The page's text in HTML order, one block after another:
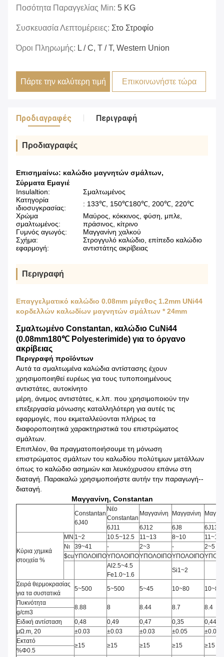
Ποσότητα Παραγγελίας Min: 5 KG
Συσκευασία Λεπτομέρειες: Στο Στροφίο
Όροι Πληρωμής: L / C, T / T, Western Union
Πάρτε την καλύτερη τιμή Επικοινωνήστε τώρα
Προδιαγραφές Περιγραφή
Προδιαγραφές
Επισημαίνω: καλώδιο μαγνητών σμάλτων,
Σύρματα Εμαγιέ
Insulaltion:
Σμαλτωμένος
Κατηγορία
ιδιοσυγκρασίας:
: 133℃, 150℃180℃, 200℃, 220℃
Χρώμα
σμαλτωμένος:
Μαύρος, κόκκινος, φύση, μπλε,
πράσινος, κίτρινο
Γυμνός αγωγός:
Μαγγανίνη χαλκού
Σχήμα:
Στρογγυλό καλώδιο, επίπεδο καλώδιο
εφαρμογή:
αντιστάτης ακρίβειας
Περιγραφή
Επαγγελματικό καλώδιο 0.08mm μέγεθος 1.2mm UNi44
κορδελλών καλωδίων μαγνητών σμάλτων * 24mm
Σμαλτωμένο Constantan, καλώδιο CuNi44
(0.08mm180℃ Polyesterimide) για το όργανο
ακρίβειας
Περιγραφή προϊόντων
Αυτά τα σμαλτωμένα καλώδια αντίστασης έχουν
χρησιμοποιηθεί ευρέως για τους τυποποιημένους
αντιστάτες, αυτοκίνητο
μέρη, άνεμος αντιστάτες, κ.λπ. που χρησιμοποιούν την
επεξεργασία μόνωσης καταλληλότερη για αυτές τις
εφαρμογές, που εκμεταλλεύονται πλήρως τα
διαφοροποιητικά χαρακτηριστικά του επιστρώματος
σμάλτων.
Επιπλέον, θα πραγματοποιήσουμε τη μόνωση
επιστρώματος σμάλτων του καλωδίου πολύτιμων μετάλλων
όπως το καλώδιο ασημιών και λευκόχρυσου επάνω στη
διαταγή. Παρακαλώ χρησιμοποιήστε αυτήν την παραγωγή--
διαταγή.
Μαγγανίνη, Constantan
Constantan
6J40
Νέο
Constantan
Μαγγανίνη Μαγγανίνη
6J11
6J12 6J8 6J13
Κύρια χημικά
στοιχεία %
ΜΝ 1~2 10.5~12.5 11~13 8~10
11~13
Νι
39~41 - 2~3 -
2~5
$cuΥΠΟΛΟΙΠΟΥΠΟΛΟΙΠΟΥΠΟΛΟΙΠΟΥΠΟΛΟΙΠΟ
Al2.5~4.5
Fe1.0~1.6
Si1~2
Σειρά θερμοκρασίας
για τα συστατικά
5~500 5~500 5~45 10~80
10~80
Πυκνότητα
8.88 8 8.44 8.7 8.4
g/cm3
Ειδική αντίσταση
0,48 0,49 0,47 0,35
0,44
μΩ.m, 20
±0.03 ±0.03 ±0.03 ±0.05
±0.04
Εκτατό
≥15 ≥15 ≥15 ≥15 ≥15
%Φ0.5